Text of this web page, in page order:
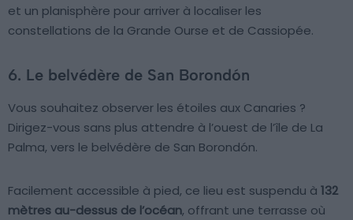
et un planisphère pour arriver à localiser les
constellations de la Grande Ourse et de Cassiopée.
6. Le belvédère de San Borondón
Vous souhaitez observer les étoiles aux Canaries ?
Dirigez-vous sans plus attendre à l’ouest de l’île de La
Palma, vers le belvédère de San Borondón.
Facilement accessible à pied, ce lieu est suspendu à 132
mètres au-dessus de l’océan, offrant une terrasse où